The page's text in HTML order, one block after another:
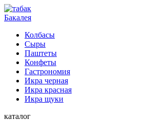
Бакалея
Колбасы
Сыры
Паштеты
Конфеты
Гастрономия
Икра черная
Икра красная
Икра щуки
каталог